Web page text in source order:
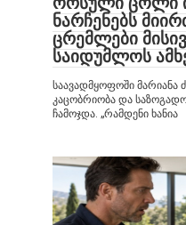
ნარჩენებს
ცრემლები
საიდუმლოს
საავადმყოფოში მარიანა
კაცობრიობა და
ჩამოჯდა. „რამდენი ხანია